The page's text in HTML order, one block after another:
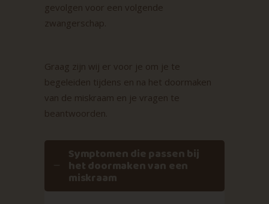
gevolgen voor een volgende
zwangerschap.
Graag zijn wij er voor je om je te
begeleiden tijdens en na het doormaken
van de miskraam en je vragen te
beantwoorden.
Symptomen die passen bij
het doormaken van een
miskraam